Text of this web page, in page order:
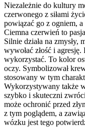
Niezależnie do kultury
czerwonego z siłami
powiązać go z ogniem,
Ciemna czerwień to
Silnie działa na zmysły,
wywołać złość i
wykorzystać. To kolor
oczy. Symbolizował
stosowany w tym
Wykorzystywany także
szybko i skuteczni
może ochronić przed
z tym poglądem, a
wózku jest tego